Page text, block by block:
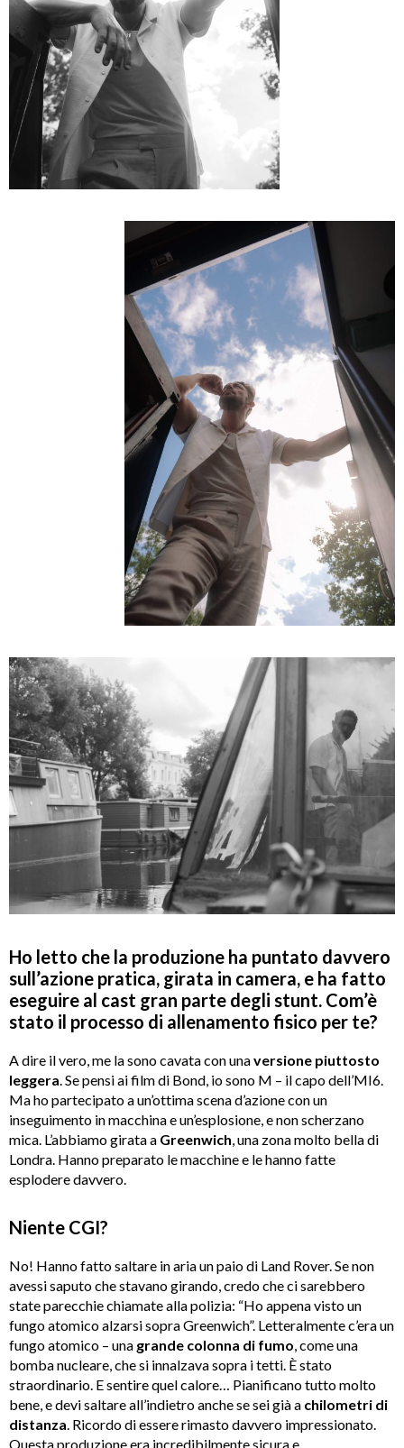
Ho letto che la produzione ha puntato davvero
sull’azione pratica, girata in camera, e ha fatto
eseguire al cast gran parte degli stunt. Com’è
stato il processo di allenamento fisico per te?
A dire il vero, me la sono cavata con unaversione piuttosto
leggera. Se pensi ai film di Bond, io sono M – il capo dell’MI6.
Ma ho partecipato a un’ottima scena d’azione con un
inseguimento in macchina e un’esplosione, e non scherzano
mica. L’abbiamo girata a Greenwich, una zona molto bella di
Londra. Hanno preparato le macchine e le hanno fatte
esplodere davvero.
Niente CGI?
No! Hanno fatto saltare in aria un paio di Land Rover. Se non
avessi saputo che stavano girando, credo che ci sarebbero
state parecchie chiamate alla polizia: “Ho appena visto un
fungo atomico alzarsi sopra Greenwich”. Letteralmente c’era un
fungo atomico – una grande colonna di fumo, come una
bomba nucleare, che si innalzava sopra i tetti. È stato
straordinario. E sentire quel calore… Pianificano tutto molto
bene, e devi saltare all’indietro anche se sei già a chilometri di
distanza. Ricordo di essere rimasto davvero impressionato.
Questa produzione era incredibilmente sicura e